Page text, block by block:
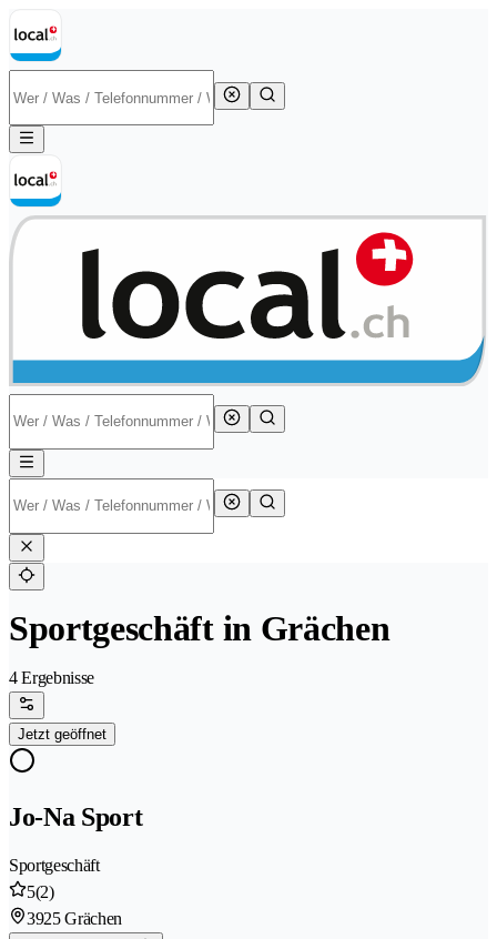
Sportgeschäft in Grächen
4 Ergebnisse
Jetzt geöffnet
Jo-Na Sport
Sportgeschäft
5(2)
3925 Grächen